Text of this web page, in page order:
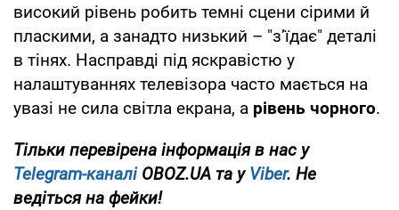
високий рівень робить темні сцени сірими й
пласкими, а занадто низький – "зʼїдає" деталі
в тінях. Насправді під яскравістю у
налаштуваннях телевізора часто мається на
увазі не сила світла екрана, а рівень чорного.
Тільки перевірена інформація в нас у
Telegram-каналіOBOZ.UA та уViber. Не
ведіться на фейки!